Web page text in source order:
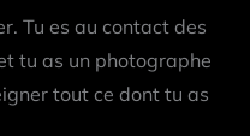
Tu es au contact des
tu as un photographe
tout ce dont tu as